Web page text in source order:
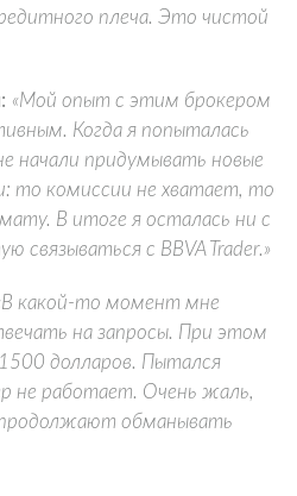
плеча. Это чистой
«Мой опыт с этим брокером
Когда я попыталась
начали придумывать новые
то комиссии не хватает, то
В итоге я осталась ни с
связываться с BBVA Trader.»
какой-то момент мне
на запросы. При этом
долларов. Пытался
не работает. Очень жаль,
обманывать